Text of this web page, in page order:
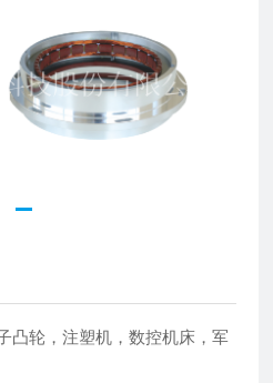
凸轮，注塑机，数控机床，军